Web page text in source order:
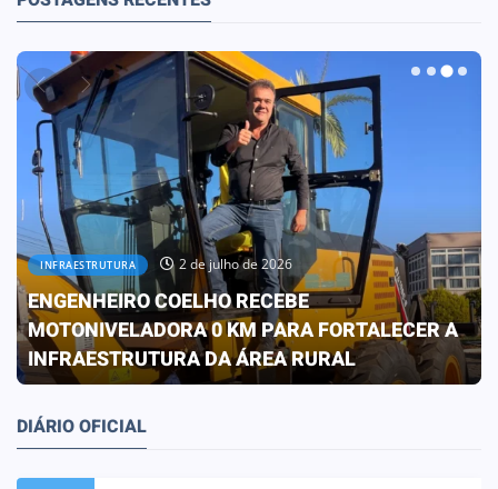
OBRAS 30 de junho de 2026
PREFEITURA CONCLUI OBRA QUE
TRANSFORMA A REALIDADE DA ESCOLA ELIZA
FRANCO DE OLIVEIRA
DIÁRIO OFICIAL